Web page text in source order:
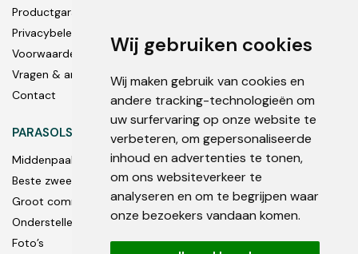
Wij gebruiken cookies
Wij maken gebruik van cookies en
andere tracking-technologieën om
uw surfervaring op onze website te
verbeteren, om gepersonaliseerde
inhoud en advertenties te tonen,
om ons websiteverkeer te
analyseren en om te begrijpen waar
onze bezoekers vandaan komen.
Productgarantie
Privacybeleid
Voorwaarden
Vragen & antwoorden
Contact
PARASOLS
Middenpaal
Beste zweef parasols
Groot commercieel
Onderstellen en accessoires
Foto’s